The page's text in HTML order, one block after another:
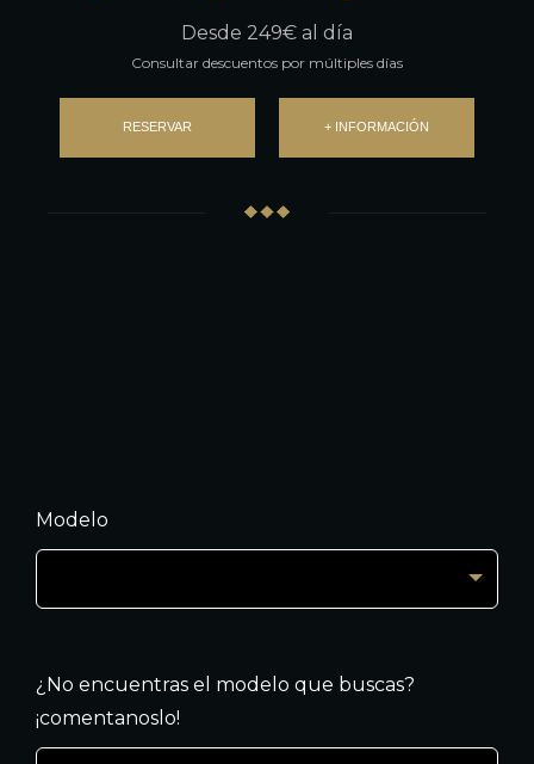
Desde 249€ al día
Consultar descuentos por múltiples días
RESERVAR + INFORMACIÓN
Modelo
¿No encuentras el modelo que buscas?
¡comentanoslo!